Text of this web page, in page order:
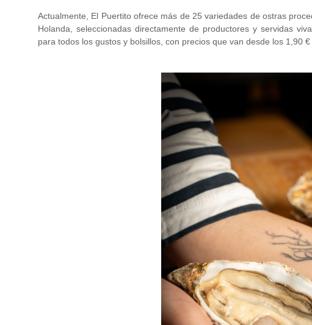
Actualmente, El Puertito ofrece más de 25 variedades de ostras
Holanda, seleccionadas directamente de productores y servidas
para todos los gustos y bolsillos, con precios que van desde los 1,90